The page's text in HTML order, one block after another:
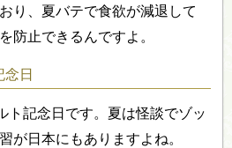
り、夏バテで食欲が減退して
防止できるんですよ。
日
ト記念日です。夏は怪談でゾッ
が日本にもありますよね。